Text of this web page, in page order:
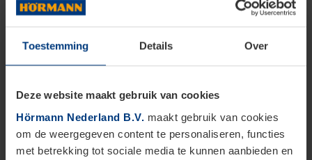
Toestemming Details Over
Deze website maakt gebruik van cookies
Hörmann Nederland B.V. maakt gebruik van cookies
om de weergegeven content te personaliseren, functies
met betrekking tot sociale media te kunnen aanbieden en